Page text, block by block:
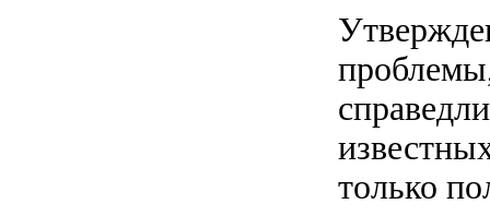
только